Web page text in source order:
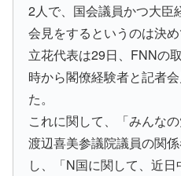
2人で、国会議員かつ大臣
会見をするというのは決め
立花代表は29日、FNNの
時から閣僚経験者と記者
た。
これに関して、「みんな
渡辺喜美参議院議員の関
し、「N国に関して、近